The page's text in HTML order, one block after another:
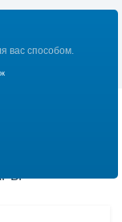
вас способом.